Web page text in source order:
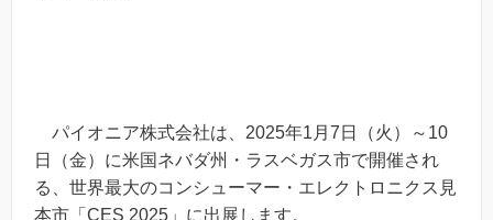
パイオニア株式会社は、2025年1月7日（火）～10
日（金）に米国ネバダ州・ラスベガス市で開催され
る、世界最大のコンシューマー・エレクトロニクス見
本市「CES 2025」に出展します。